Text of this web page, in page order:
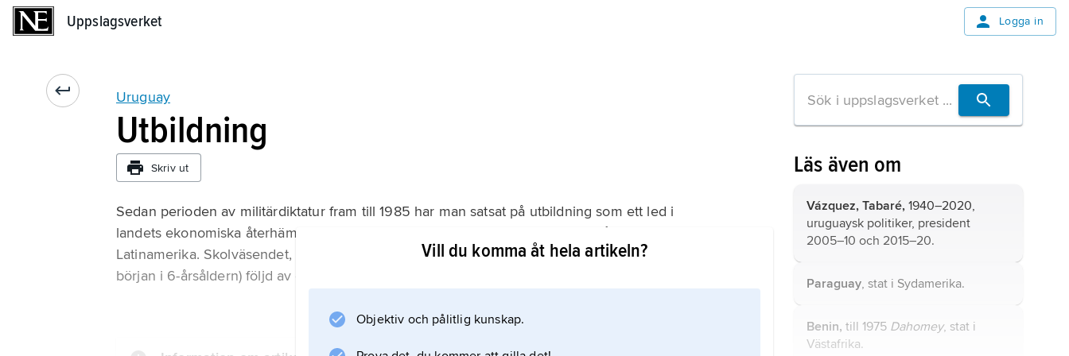
Uppslagsverket Logga in
Uruguay
Utbildning
Skriv ut
Sedan perioden av militärdiktatur fram till 1985 har man satsat på utbildning som ett led i
landets ekonomiska återhämtning. Uruguay har den högsta alfabetiseringsnivån i
Latinamerika. Skolväsendet, som väsentligen är statligt, består av sexårig primärskola (med
början i 6-årsåldern) följd av en sekundärskola i två stadier om vardera tre år,
Vill du komma åt hela artikeln?
Objektiv och pålitlig kunskap.
Läs även om
Vázquez, Tabaré, 1940–2020,
uruguaysk politiker, president
2005–10 och 2015–20.
Paraguay, stat i Sydamerika.
Benin, till 1975 Dahomey, stat i
Västafrika.